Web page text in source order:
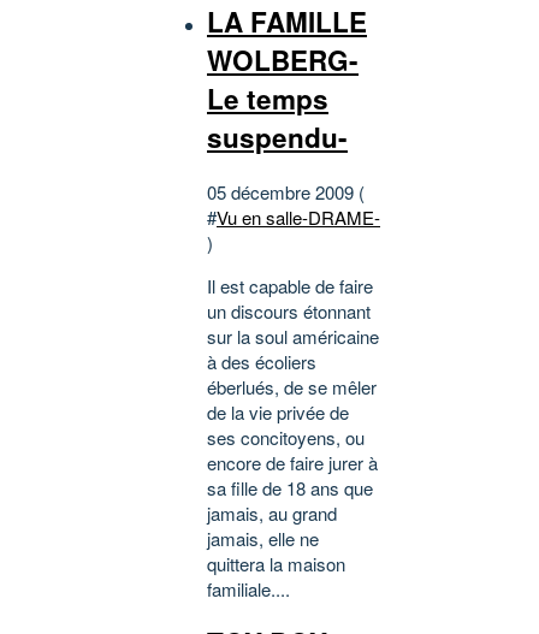
LA FAMILLE
WOLBERG-
Le temps
suspendu-
05 décembre 2009 (
#Vu en salle-DRAME-
)
Il est capable de faire
un discours étonnant
sur la soul américaine
à des écoliers
éberlués, de se mêler
de la vie privée de
ses concitoyens, ou
encore de faire jurer à
sa fille de 18 ans que
jamais, au grand
jamais, elle ne
quittera la maison
familiale....